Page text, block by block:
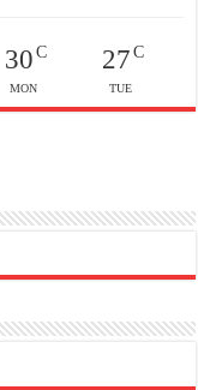
30C
MON
27C
TUE